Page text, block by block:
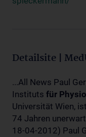
Detailsite |
...All News Paul
Instituts für
Universität Wien,
74 Jahren
18-04-2012) Paul